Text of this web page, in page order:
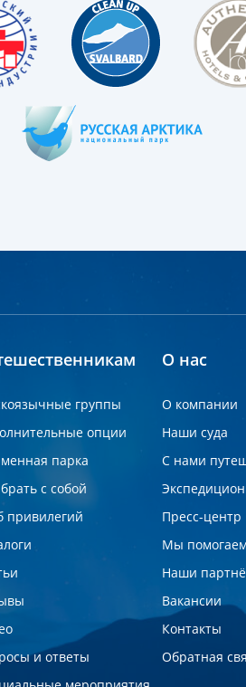
группы
опции
парка
с собой
привилегий
и ответы
О нас
О компании
Наши суда
С нами
Пресс-центр
Мы помогаем
Наши
Вакансии
Контакты
Обратная